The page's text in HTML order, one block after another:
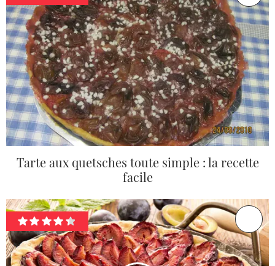
Tarte aux quetsches toute simple : la recette
facile